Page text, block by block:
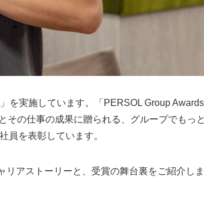
を実施しています。「PERSOL Group
その仕事の成果に贈られる、グループでもっ
員を表彰しています。
アストーリーと、受賞の舞台裏をご紹介しま